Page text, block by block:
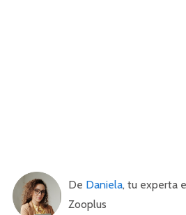
De Daniela, tu experta
Zooplus